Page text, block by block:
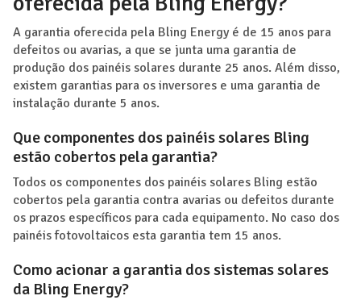
A garantia oferecida pela Bling Energy é de 15 anos para
defeitos ou avarias, a que se junta uma garantia de
produção dos painéis solares durante 25 anos. Além disso,
existem garantias para os inversores e uma garantia de
instalação durante 5 anos.
Que componentes dos painéis solares Bling
estão cobertos pela garantia?
Todos os componentes dos painéis solares Bling estão
cobertos pela garantia contra avarias ou defeitos durante
os prazos específicos para cada equipamento. No caso dos
painéis fotovoltaicos esta garantia tem 15 anos.
Como acionar a garantia dos sistemas solares
da Bling Energy?